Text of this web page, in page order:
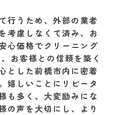
行うため、外部の業者
考慮しなくて済み、お
心価格でクリーニング
お客様との信頼を築く
とした前橋市内に密着
嬉しいことにリピータ
も多く、大変励みにな
の声を大切にし、より